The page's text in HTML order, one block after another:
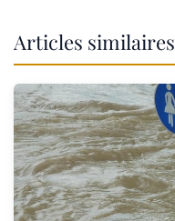
Articles similaires